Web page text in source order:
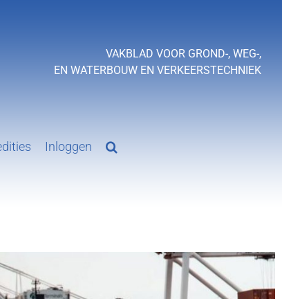
VAKBLAD VOOR GROND-, WEG-,
EN WATERBOUW EN VERKEERSTECHNIEK
Inloggen